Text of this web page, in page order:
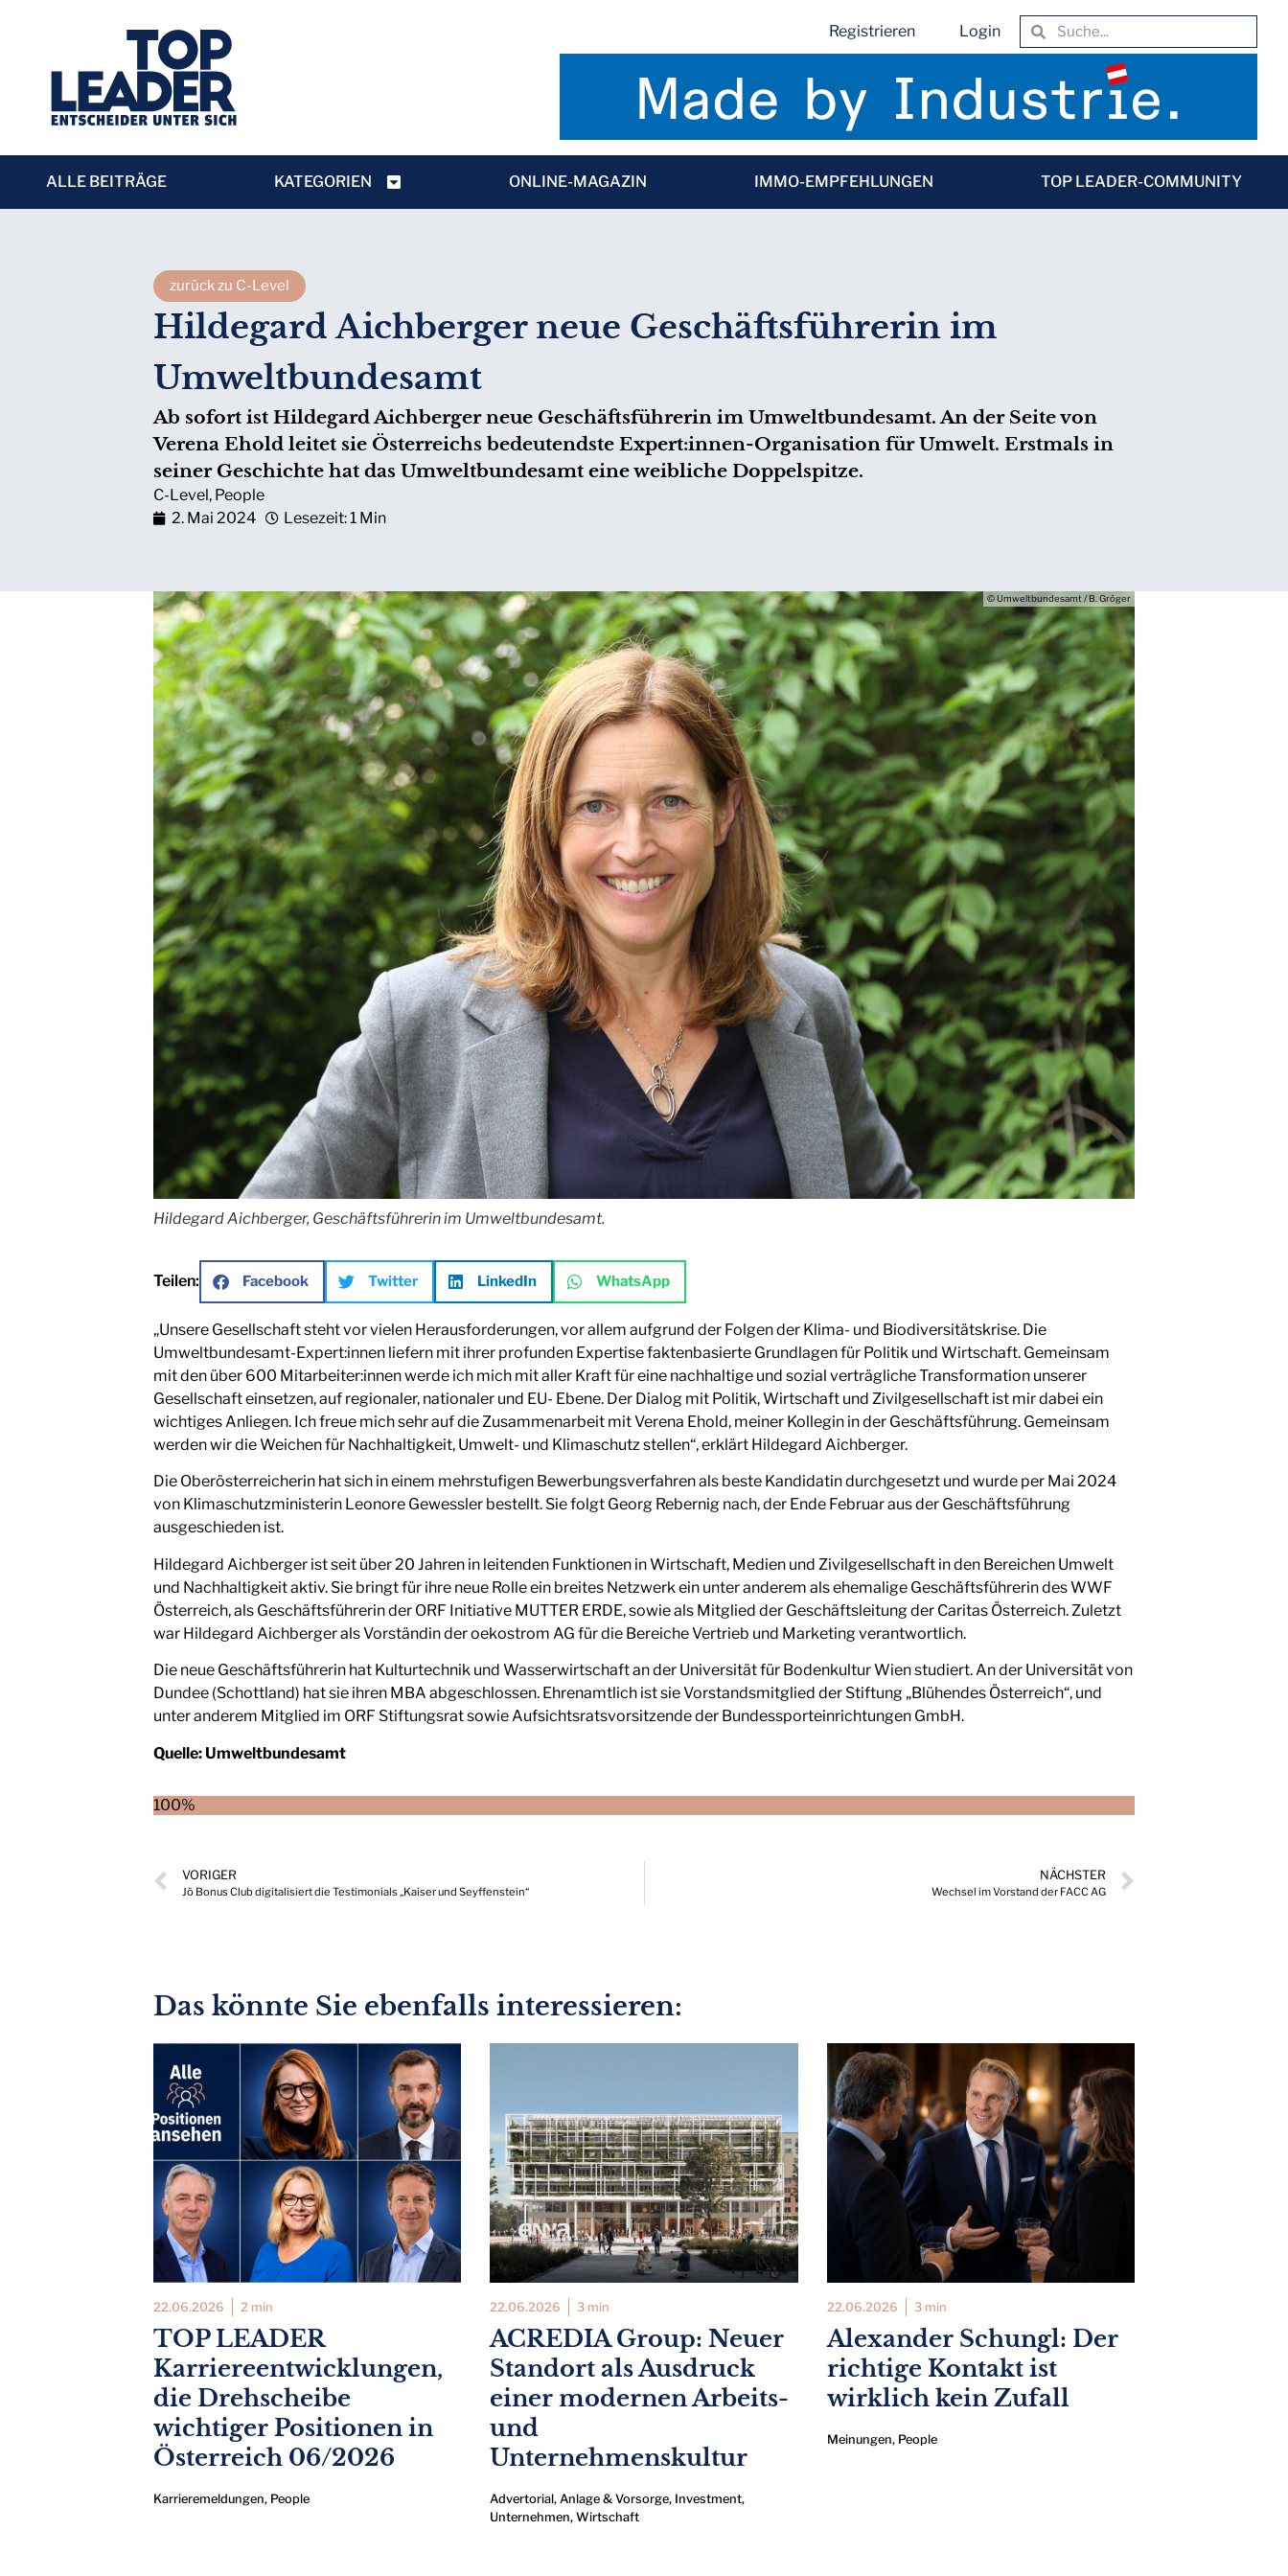
Registrieren Login
ALLE BEITRÄGE KATEGORIEN ONLINE-MAGAZIN IMMO-EMPFEHLUNGEN TOP LEADER-COMMUNITY
zurück zu C-Level
Hildegard Aichberger neue Geschäftsführerin im
Umweltbundesamt
Ab sofort ist Hildegard Aichberger neue Geschäftsführerin im Umweltbundesamt. An der Seite von
Verena Ehold leitet sie Österreichs bedeutendste Expert:innen-Organisation für Umwelt. Erstmals in
seiner Geschichte hat das Umweltbundesamt eine weibliche Doppelspitze.
C-Level, People
2. Mai 2024
Lesezeit: 1 Min
© Umweltbundesamt / B. Gröger
Hildegard Aichberger, Geschäftsführerin im Umweltbundesamt.
Teilen: Facebook Twitter LinkedIn WhatsApp
„Unsere Gesellschaft steht vor vielen Herausforderungen, vor allem aufgrund der Folgen der Klima- und Biodiversitätskrise. Die
Umweltbundesamt-Expert:innen liefern mit ihrer profunden Expertise faktenbasierte Grundlagen für Politik und Wirtschaft. Gemeinsam
mit den über 600 Mitarbeiter:innen werde ich mich mit aller Kraft für eine nachhaltige und sozial verträgliche Transformation unserer
Gesellschaft einsetzen, auf regionaler, nationaler und EU- Ebene. Der Dialog mit Politik, Wirtschaft und Zivilgesellschaft ist mir dabei ein
wichtiges Anliegen. Ich freue mich sehr auf die Zusammenarbeit mit Verena Ehold, meiner Kollegin in der Geschäftsführung. Gemeinsam
werden wir die Weichen für Nachhaltigkeit, Umwelt- und Klimaschutz stellen“, erklärt Hildegard Aichberger.
Die Oberösterreicherin hat sich in einem mehrstufigen Bewerbungsverfahren als beste Kandidatin durchgesetzt und wurde per Mai 2024
von Klimaschutzministerin Leonore Gewessler bestellt. Sie folgt Georg Rebernig nach, der Ende Februar aus der Geschäftsführung
ausgeschieden ist.
Hildegard Aichberger ist seit über 20 Jahren in leitenden Funktionen in Wirtschaft, Medien und Zivilgesellschaft in den Bereichen Umwelt
und Nachhaltigkeit aktiv. Sie bringt für ihre neue Rolle ein breites Netzwerk ein unter anderem als ehemalige Geschäftsführerin des WWF
Österreich, als Geschäftsführerin der ORF Initiative MUTTER ERDE, sowie als Mitglied der Geschäftsleitung der Caritas Österreich. Zuletzt
war Hildegard Aichberger als Vorständin der oekostrom AG für die Bereiche Vertrieb und Marketing verantwortlich.
Die neue Geschäftsführerin hat Kulturtechnik und Wasserwirtschaft an der Universität für Bodenkultur Wien studiert. An der Universität von
Dundee (Schottland) hat sie ihren MBA abgeschlossen. Ehrenamtlich ist sie Vorstandsmitglied der Stiftung „Blühendes Österreich“, und
unter anderem Mitglied im ORF Stiftungsrat sowie Aufsichtsratsvorsitzende der Bundessporteinrichtungen GmbH.
Quelle: Umweltbundesamt
100%
VORIGER
Jö Bonus Club digitalisiert die Testimonials „Kaiser und Seyffenstein“
NÄCHSTER
Wechsel im Vorstand der FACC AG
Das könnte Sie ebenfalls interessieren:
22.06.2026 2 min
TOP LEADER
Karriereentwicklungen,
die Drehscheibe
wichtiger Positionen in
Österreich 06/2026
Karrieremeldungen, People
22.06.2026 3 min
ACREDIA Group: Neuer
Standort als Ausdruck
einer modernen Arbeits-
und
Unternehmenskultur
Advertorial, Anlage & Vorsorge, Investment,
Unternehmen,Wirtschaft
22.06.2026 3 min
Alexander Schungl: Der
richtige Kontakt ist
wirklich kein Zufall
Meinungen, People